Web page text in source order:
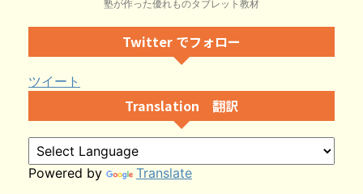
塾が作った優れものタブレット教材
Twitter でフォロー
ツイート
Translation 翻訳
Powered by Translate